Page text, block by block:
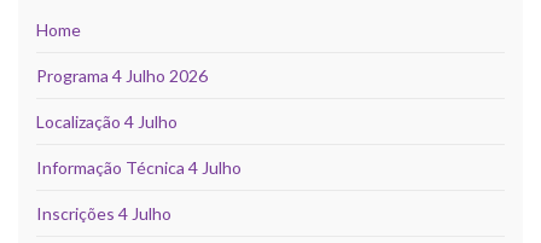
Home
Programa 4 Julho 2026
Localização 4 Julho
Informação Técnica 4 Julho
Inscrições 4 Julho